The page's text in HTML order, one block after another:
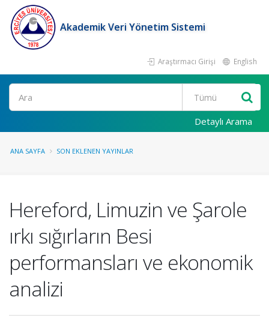
Akademik Veri Yönetim Sistemi
Araştırmacı Girişi English
Ara
Detaylı Arama
ANA SAYFA SON EKLENEN YAYINLAR
Hereford, Limuzin ve Şarole
ırkı sığırların Besi
performansları ve ekonomik
analizi